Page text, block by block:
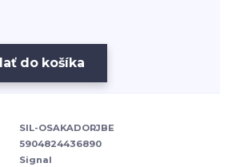
do košíka
SIL-OSAKADORJBE
5904824436890
Signal